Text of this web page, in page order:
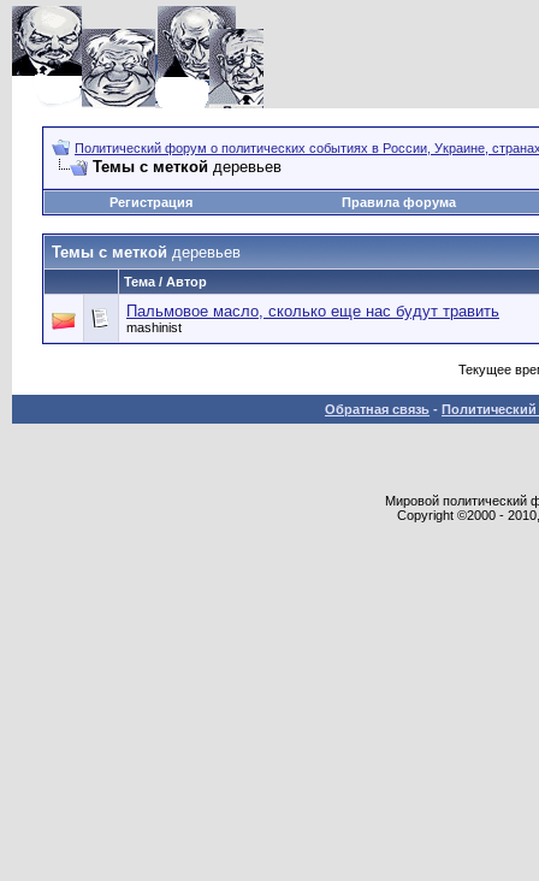
Политический форум о политических событиях в России, Украине,
Темы с меткой деревьев
Регистрация Правила форума
Темы с меткой деревьев
Тема / Автор
Пальмовое масло, сколько еще нас будут травить
mashinist
Текущее
Обратная связь -
Мировой политический
Copyright ©2000 -